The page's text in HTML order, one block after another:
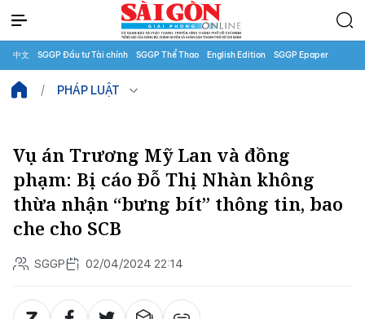
中文 SGGP Đầu tư Tài chính SGGP Thể Thao English Edition SGGP Epaper
PHÁP LUẬT
Vụ án Trương Mỹ Lan và đồng
phạm: Bị cáo Đỗ Thị Nhàn không
thừa nhận “bưng bít” thông tin, bao
che cho SCB
SGGP 02/04/2024 22:14